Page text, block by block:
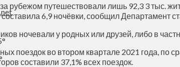
рубежом путешествовали лишь 92,3 3 тыс.
6,9 ночёвки, сообщил Департамент
ночевали у родных или друзей, либо в
поездок во втором квартале 2021 года, по
составили 37,1% всех поездок.